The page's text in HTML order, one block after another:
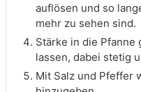
auflösen und so
mehr zu sehen sind.
Stärke in die Pfanne
lassen, dabei stetig
Mit Salz und Pfeffer